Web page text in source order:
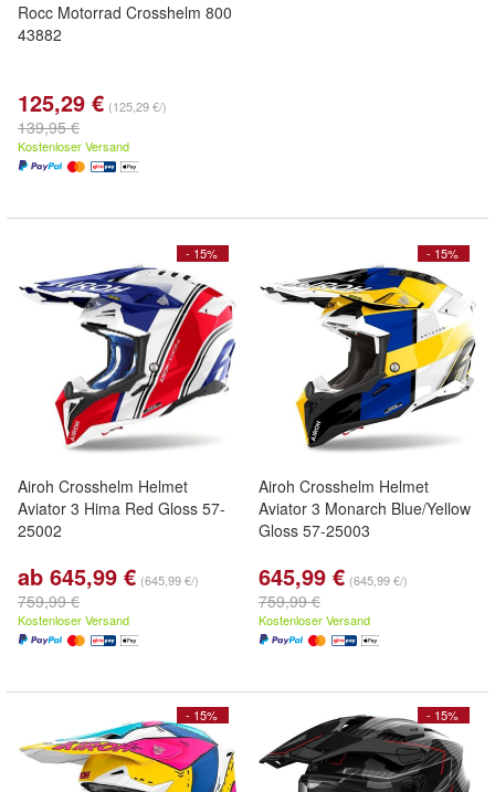
Rocc Motorrad Crosshelm 800
43882
125,29 € (125,29 €/)
139,95 €
Kostenloser Versand
- 15%
Airoh Crosshelm Helmet
Aviator 3 Hima Red Gloss 57-
25002
ab 645,99 € (645,99 €/)
759,99 €
Kostenloser Versand
- 15%
Airoh Crosshelm Helmet
Aviator 3 Monarch Blue/Yellow
Gloss 57-25003
645,99 € (645,99 €/)
759,99 €
Kostenloser Versand
- 15% - 15%